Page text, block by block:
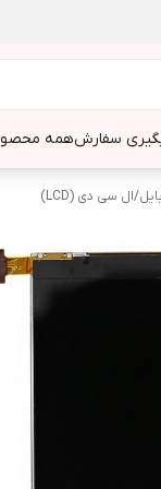
سفارشهمه
/ال سی دی (LCD)